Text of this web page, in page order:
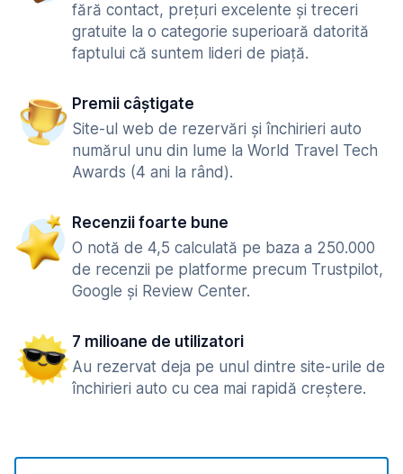
fără contact, prețuri excelente și treceri
gratuite la o categorie superioară datorită
faptului că suntem lideri de piață.
Premii câștigate
Site-ul web de rezervări și închirieri auto
numărul unu din lume la World Travel Tech
Awards (4 ani la rând).
Recenzii foarte bune
O notă de 4,5 calculată pe baza a 250.000
de recenzii pe platforme precum Trustpilot,
Google și Review Center.
7 milioane de utilizatori
Au rezervat deja pe unul dintre site-urile de
închirieri auto cu cea mai rapidă creștere.